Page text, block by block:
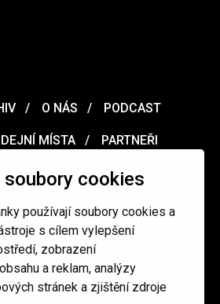
soubory cookies
používají soubory cookies a
s cílem vylepšení
zobrazení
a reklam, analýzy
stránek a zjištění zdroje
O NÁS PODCAST
MÍSTA PARTNEŘI
/ Obchodní podmínky